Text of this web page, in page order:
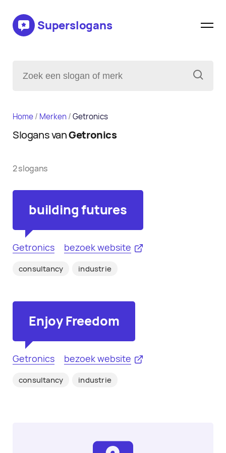
Superslogans
Home/ Merken/Getronics
Slogans vanGetronics
2 slogans
building futures
Getronics bezoek website
consultancy industrie
Enjoy Freedom
Getronics bezoek website
consultancy industrie